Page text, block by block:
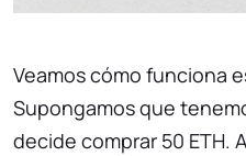
Veamos cómo funciona
Supongamos que
decide comprar 50 ETH.